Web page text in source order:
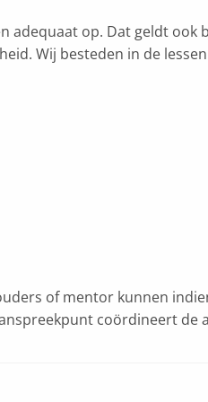
adequaat op. Dat geldt ook
Wij besteden in de lessen
of mentor kunnen
coördineert de